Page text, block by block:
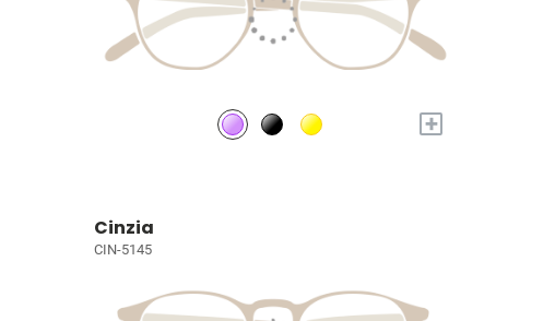
+
Cinzia
CIN-5145